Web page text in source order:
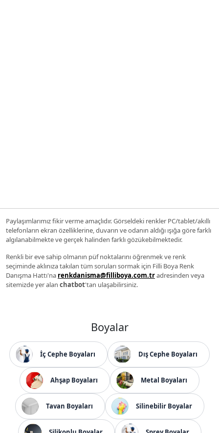
Paylaşımlarımız fikir verme amaçlıdır. Görseldeki renkler PC/tablet/akıllı
telefonların ekran özelliklerine, duvarın ve odanın aldığı ışığa göre farklı
algılanabilmekte ve gerçek halinden farklı gözükebilmektedir.
Renkli bir eve sahip olmanın püf noktalarını öğrenmek ve renk
seçiminde aklınıza takılan tüm soruları sormak için Filli Boya Renk
Danışma Hattı'na renkdanisma@filliboya.com.tradresinden veya
sitemizde yer alan chatbot'tan ulaşabilirsiniz.
Boyalar
İç Cephe Boyaları Dış Cephe Boyaları
Ahşap Boyaları Metal Boyaları
Tavan Boyaları Silinebilir Boyalar